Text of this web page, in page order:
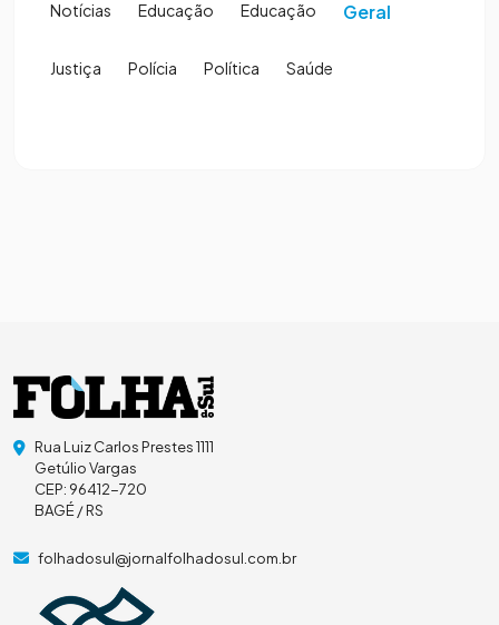
Notícias Educação Educação Geral
Justiça Polícia Política Saúde
Rua Luiz Carlos Prestes 1111
Getúlio Vargas
CEP: 96412-720
BAGÉ / RS
folhadosul@jornalfolhadosul.com.br